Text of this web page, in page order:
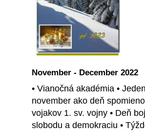
November - December 2022
• Vianočná akadémia •
november ako deň
vojakov 1. sv. vojny • Deň
slobodu a demokraciu •